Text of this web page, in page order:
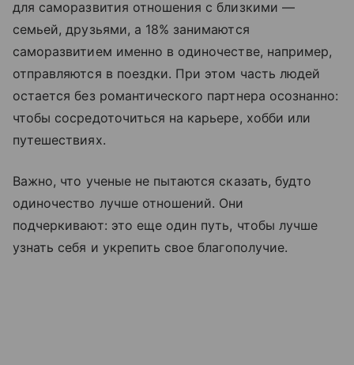
для саморазвития отношения с близкими —
семьей, друзьями, а 18% занимаются
саморазвитием именно в одиночестве, например,
отправляются в поездки. При этом часть людей
остается без романтического партнера осознанно:
чтобы сосредоточиться на карьере, хобби или
путешествиях.
Важно, что ученые не пытаются сказать, будто
одиночество лучше отношений. Они
подчеркивают: это еще один путь, чтобы лучше
узнать себя и укрепить свое благополучие.